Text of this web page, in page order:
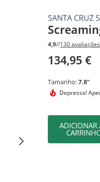
SANTA CRUZ
4,9//130 avaliações
134,95 €
Tamanho:7.8"
Depressa!
ADICIONAR